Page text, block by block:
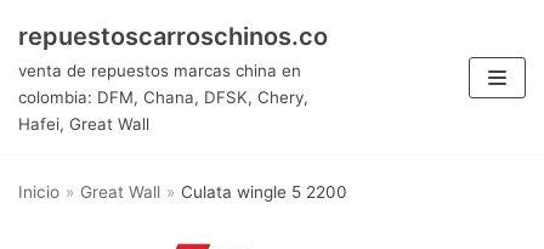
Saltar
contenido
repuestoscarroschinos.co
venta de repuestos marcas china en
colombia: DFM, Chana, DFSK, Chery,
Hafei, Great Wall
Inicio » Great Wall » Culata wingle 5 2200